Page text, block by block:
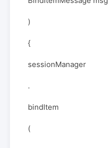
)
{
sessionManager
.
bindItem
(